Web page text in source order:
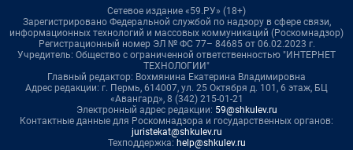
Сетевое издание «59.РУ» (18+)
Зарегистрировано Федеральной службой по надзору в сфере связи,
информационных технологий и массовых коммуникаций (Роскомнадзор)
Регистрационный номер ЭЛ № ФС 77– 84685 от 06.02.2023 г.
Учредитель: Общество с ограниченной ответственностью "ИНТЕРНЕТ
ТЕХНОЛОГИИ"
Главный редактор: Вохмянина Екатерина Владимировна
Адрес редакции: г. Пермь, 614007, ул. 25 Октября д. 101, 6 этаж, БЦ
«Авангард», 8 (342) 215-01-21
Электронный адрес редакции: 59@shkulev.ru
Контактные данные для Роскомнадзора и государственных органов:
juristekat@shkulev.ru
Техподдержка: help@shkulev.ru